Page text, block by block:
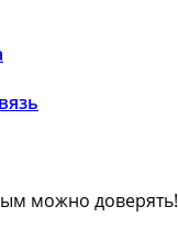
можно доверять!